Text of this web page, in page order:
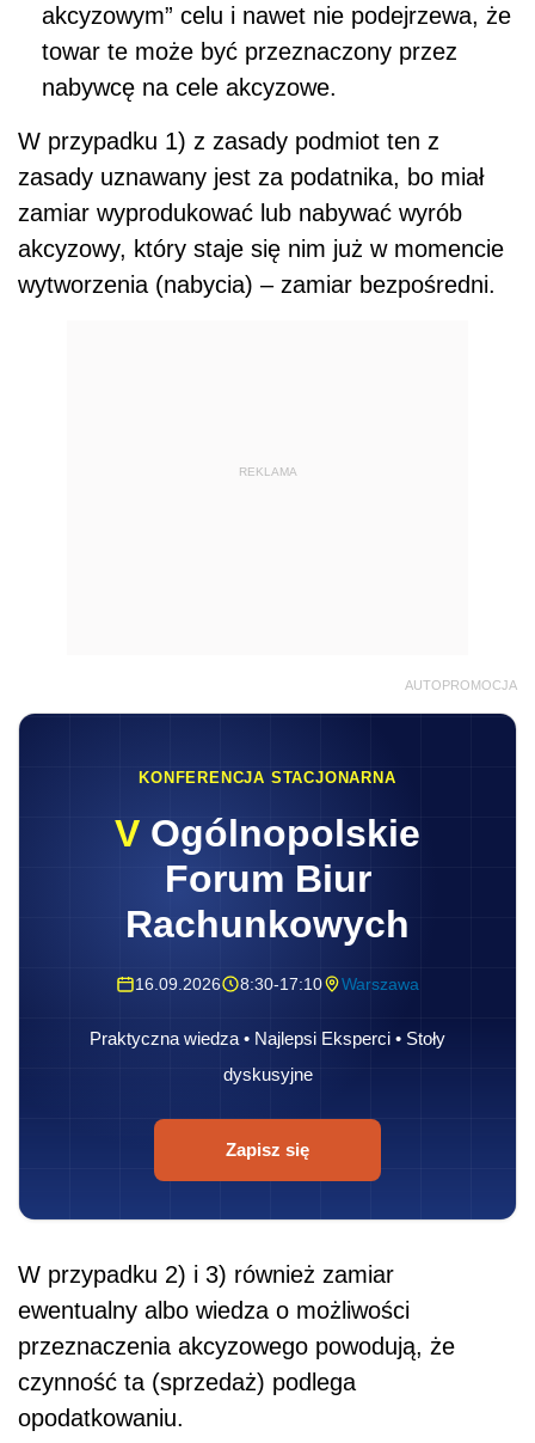
akcyzowym” celu i nawet nie podejrzewa, że
towar te może być przeznaczony przez
nabywcę na cele akcyzowe.
W przypadku 1) z zasady podmiot ten z
zasady uznawany jest za podatnika, bo miał
zamiar wyprodukować lub nabywać wyrób
akcyzowy, który staje się nim już w momencie
wytworzenia (nabycia) – zamiar bezpośredni.
REKLAMA
AUTOPROMOCJA
KONFERENCJA STACJONARNA
V Ogólnopolskie
Forum Biur
Rachunkowych
16.09.2026 8:30-17:10 Warszawa
Praktyczna wiedza • Najlepsi Eksperci • Stoły
dyskusyjne
Zapisz się
W przypadku 2) i 3) również zamiar
ewentualny albo wiedza o możliwości
przeznaczenia akcyzowego powodują, że
czynność ta (sprzedaż) podlega
opodatkowaniu.